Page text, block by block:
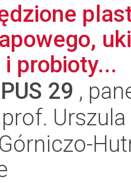
probioty...
29 ,